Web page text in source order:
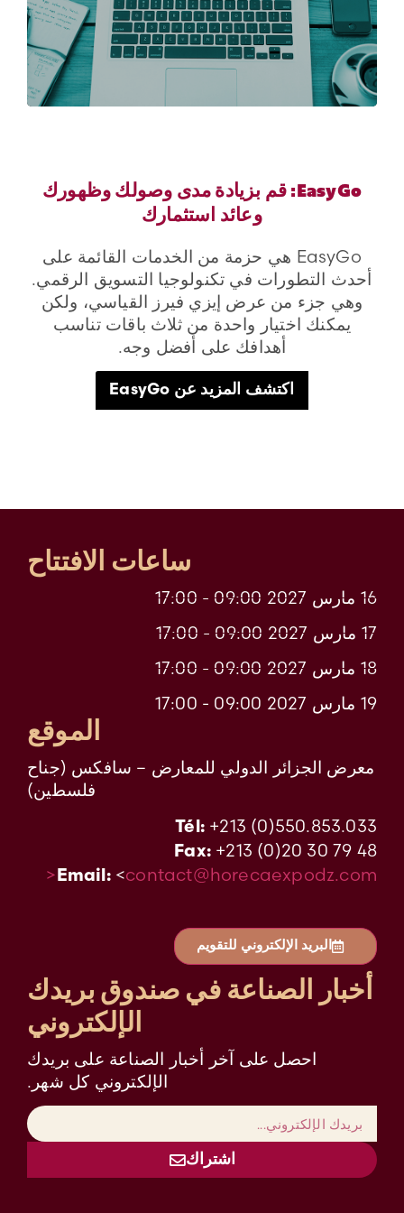
اتصل بنا
EasyGo: قم بزيادة مدى وصولك وظهورك
وعائد استثمارك
EasyGo هي حزمة من الخدمات القائمة على
أحدث التطورات في تكنولوجيا التسويق الرقمي.
وهي جزء من عرض إيزي فيرز القياسي، ولكن
يمكنك اختيار واحدة من ثلاث باقات تناسب
أهدافك على أفضل وجه.
اكتشف المزيد عن EasyGo
ساعات الافتتاح
16 مارس 2027 09:00 - 17:00
17 مارس 2027 09:00 - 17:00
18 مارس 2027 09:00 - 17:00
19 مارس 2027 09:00 - 17:00
الموقع
معرض الجزائر الدولي للمعارض – سافكس (جناح
فلسطين)
Tél: +213 (0)550.853.033
Fax: +213 (0)20 30 79 48
Email: <contact@horecaexpodz.com<
البريد الإلكتروني للتقويم
أخبار الصناعة في صندوق بريدك
الإلكتروني
احصل على آخر أخبار الصناعة على بريدك
الإلكتروني كل شهر.
اشتراك